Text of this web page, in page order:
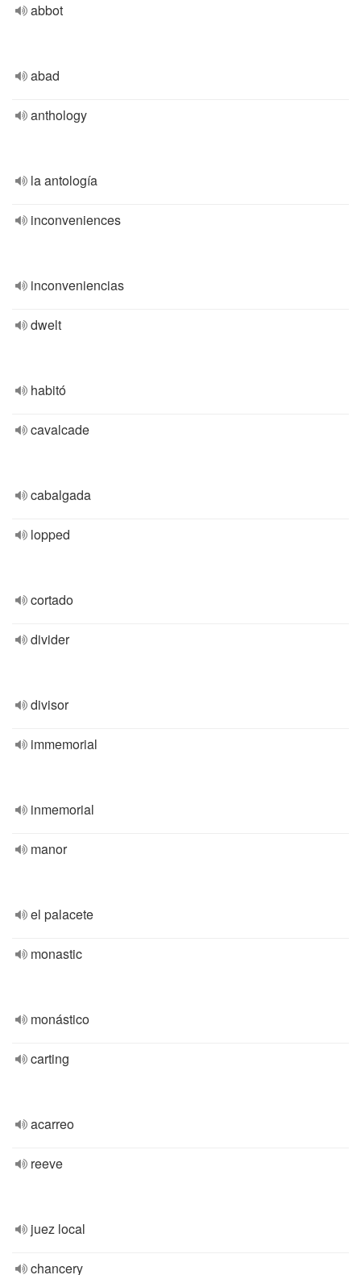
abbot
abad
anthology
la antología
inconveniences
inconveniencias
dwelt
habitó
cavalcade
cabalgada
lopped
cortado
divider
divisor
immemorial
inmemorial
manor
el palacete
monastic
monástico
carting
acarreo
reeve
juez local
chancery